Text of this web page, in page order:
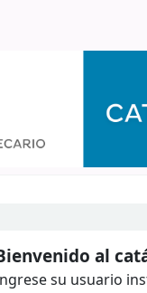
al
su usuario